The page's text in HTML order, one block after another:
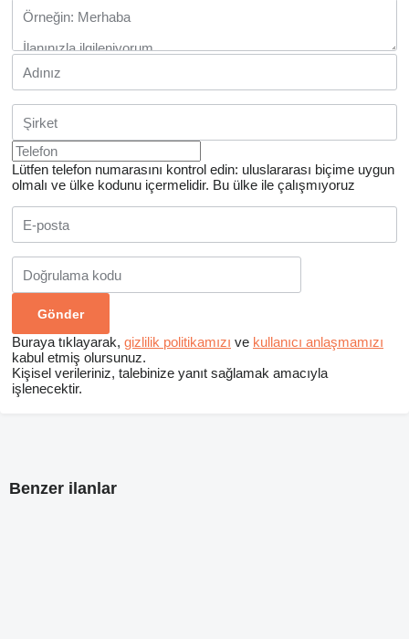
Lütfen telefon numarasını kontrol edin: uluslararası biçime uygun
olmalı ve ülke kodunu içermelidir. Bu ülke ile çalışmıyoruz
Buraya tıklayarak, gizlilik politikamızı ve kullanıcı anlaşmamızı
kabul etmiş olursunuz.
Kişisel verileriniz, talebinize yanıt sağlamak amacıyla
işlenecektir.
Benzer ilanlar